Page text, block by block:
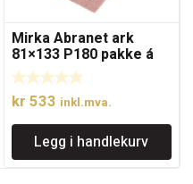
Mirka Abranet ark
81×133 P180 pakke á
50 stk.
kr 533 inkl.mva.
Legg i handlekurv